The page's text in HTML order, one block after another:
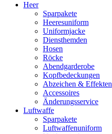
Heer
Sparpakete
Heeresuniform
Uniformjacke
Diensthemden
Hosen
Röcke
Abendgarderobe
Kopfbedeckungen
Abzeichen & Effekten
Accessoires
Änderungsservice
Luftwaffe
Sparpakete
Luftwaffenuniform